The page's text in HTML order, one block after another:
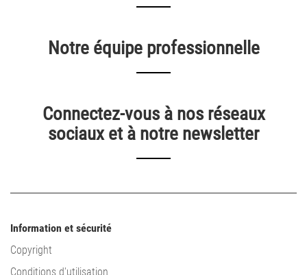
Notre équipe professionnelle
Connectez-vous à nos réseaux
sociaux et à notre newsletter
Information et sécurité
Copyright
Conditions d'utilisation